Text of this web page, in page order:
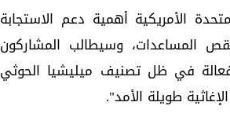
الأمريكية أهمية دعم الاستجابة
المساعدات، وسيطالب المشاركون
فعالة في ظل تصنيف ميليشيا الحوثي
طويلة الأمد".